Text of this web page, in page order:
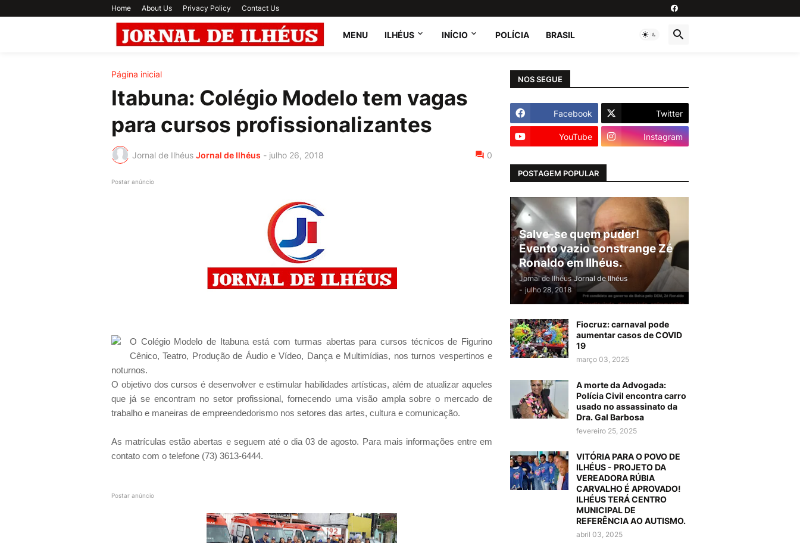
Home About Us Privacy Policy Contact Us
MENU ILHÉUS INÍCIO POLÍCIA BRASIL
Página inicial
Itabuna: Colégio Modelo tem vagas
para cursos profissionalizantes
Jornal de Ilhéus Jornal de Ilhéus - julho 26, 2018 0
Postar anúncio
O Colégio Modelo de Itabuna está com turmas abertas para cursos técnicos de Figurino
Cênico, Teatro, Produção de Áudio e Vídeo, Dança e Multimídias, nos turnos vespertinos e
noturnos.
O objetivo dos cursos é desenvolver e estimular habilidades artísticas, além de atualizar aqueles
que já se encontram no setor profissional, fornecendo uma visão ampla sobre o mercado de
trabalho e maneiras de empreendedorismo nos setores das artes, cultura e comunicação.
As matrículas estão abertas e seguem até o dia 03 de agosto. Para mais informações entre em
contato com o telefone (73) 3613-6444.
Postar anúncio
NOS SEGUE
Facebook Twitter
YouTube Instagram
POSTAGEM POPULAR
Salve-se quem puder!
Evento vazio constrange Zé
Ronaldo em Ilhéus.
Jornal de Ilhéus Jornal de Ilhéus
- julho 28, 2018
Fiocruz: carnaval pode
aumentar casos de COVID
19
março 03, 2025
A morte da Advogada:
Polícia Civil encontra carro
usado no assassinato da
Dra. Gal Barbosa
fevereiro 25, 2025
VITÓRIA PARA O POVO DE
ILHÉUS - PROJETO DA
VEREADORA RÚBIA
CARVALHO É APROVADO!
ILHÉUS TERÁ CENTRO
MUNICIPAL DE
REFERÊNCIA AO AUTISMO.
abril 03, 2025